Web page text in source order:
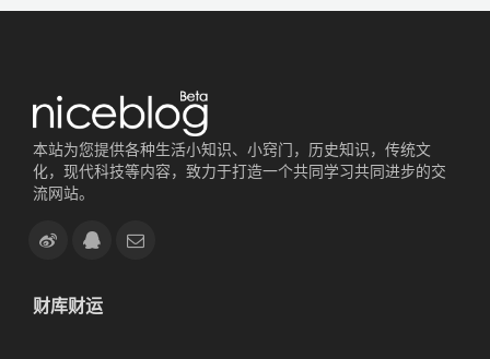
本站为您提供各种生活小知识、小窍门，历史知识，传统文
化，现代科技等内容，致力于打造一个共同学习共同进步的交
流网站。
财库财运